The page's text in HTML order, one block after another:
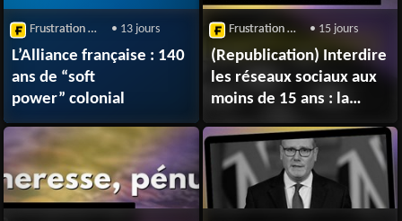
Frustration Magazine • 13 jours
L’Alliance française : 140
ans de “soft
power” colonial
Frustration Magazine • 15 jours
(Republication) Interdire
les réseaux sociaux aux
moins de 15 ans : la
fausse bonne
idée autoritaire